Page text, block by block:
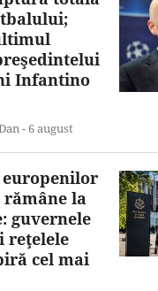
Infantino
-6 august
la
guvernele
reţelele
cel mai